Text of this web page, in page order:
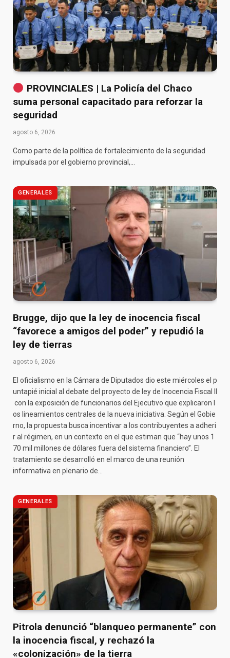
PROVINCIALES | La Policía del Chaco
suma personal capacitado para reforzar la
seguridad
agosto 6, 2026
Como parte de la política de fortalecimiento de la seguridad
impulsada por el gobierno provincial,…
GENERALES
Brugge, dijo que la ley de inocencia fiscal
“favorece a amigos del poder” y repudió la
ley de tierras
agosto 6, 2026
El oficialismo en la Cámara de Diputados dio este miércoles el p
untapié inicial al debate del proyecto de ley de Inocencia Fiscal II
con la exposición de funcionarios del Ejecutivo que explicaron l
os lineamientos centrales de la nueva iniciativa. Según el Gobie
rno, la propuesta busca incentivar a los contribuyentes a adheri
r al régimen, en un contexto en el que estiman que “hay unos 1
70 mil millones de dólares fuera del sistema financiero”. El
tratamiento se desarrolló en el marco de una reunión
informativa en plenario de…
GENERALES
Pitrola denunció “blanqueo permanente” con
la inocencia fiscal, y rechazó la
«colonización» de la tierra